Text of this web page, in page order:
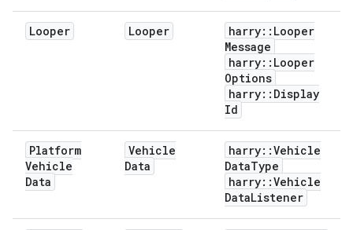
Looper Looper harry:: Looper
Message
harry:: Looper
Options
harry:: Display
Id
Platform
Vehicle
Data
Vehicle
Data
harry::Vehicle
DataType
harry::Vehicle
DataListener